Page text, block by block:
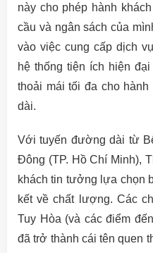
này cho phép hành
cầu và ngân sách của
vào việc cung cấp dịch
hệ thống tiện ích hiện
thoải mái tối đa cho
dài.
Với tuyến đường dài từ
Đông (TP. Hồ Chí Minh),
khách tin tưởng lựa chọn
kết về chất lượng. Các
Tuy Hòa (và các điểm
đã trở thành cái tên quen